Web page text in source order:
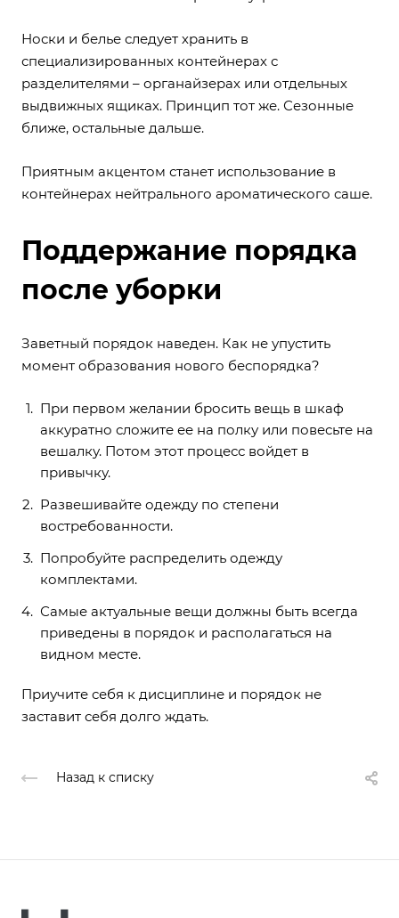
Носки и белье следует хранить в
специализированных контейнерах с
разделителями – органайзерах или отдельных
выдвижных ящиках. Принцип тот же. Сезонные
ближе, остальные дальше.
Приятным акцентом станет использование в
контейнерах нейтрального ароматического саше.
Поддержание порядка
после уборки
Заветный порядок наведен. Как не упустить
момент образования нового беспорядка?
При первом желании бросить вещь в шкаф
аккуратно сложите ее на полку или повесьте на
вешалку. Потом этот процесс войдет в
привычку.
Развешивайте одежду по степени
востребованности.
Попробуйте распределить одежду
комплектами.
Самые актуальные вещи должны быть всегда
приведены в порядок и располагаться на
видном месте.
Приучите себя к дисциплине и порядок не
заставит себя долго ждать.
Назад к списку